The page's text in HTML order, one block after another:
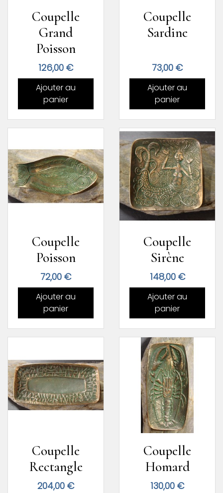
Coupelle
Grand
Poisson
Prix
126,00 €
Ajouter au
panier
Coupelle
Sardine
Prix
73,00 €
Ajouter au
panier
Coupelle
Poisson
Prix
72,00 €
Ajouter au
panier
Coupelle
Sirène
Prix
148,00 €
Ajouter au
panier
Coupelle
Rectangle
Prix
204,00 €
Coupelle
Homard
Prix
130,00 €